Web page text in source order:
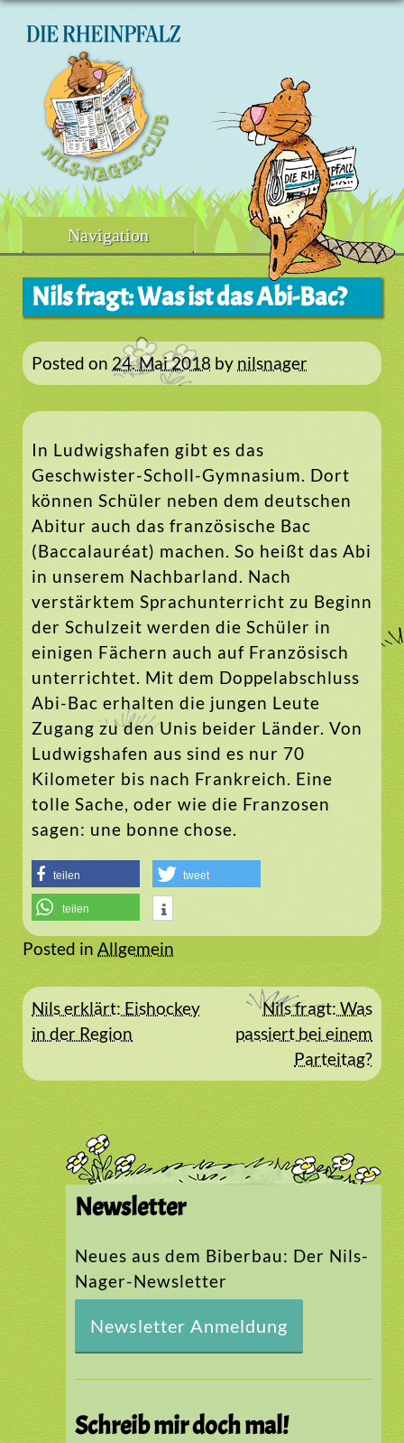
Skip
Navigation
Nils fragt: Was ist das Abi-Bac?
Posted on 24. Mai 2018 by nilsnager
In Ludwigshafen gibt es das
Geschwister-Scholl-Gymnasium. Dort
können Schüler neben dem deutschen
Abitur auch das französische Bac
(Baccalauréat) machen. So heißt das Abi
in unserem Nachbarland. Nach
verstärktem Sprachunterricht zu Beginn
der Schulzeit werden die Schüler in
einigen Fächern auch auf Französisch
unterrichtet. Mit dem Doppelabschluss
Abi-Bac erhalten die jungen Leute
Zugang zu den Unis beider Länder. Von
Ludwigshafen aus sind es nur 70
Kilometer bis nach Frankreich. Eine
tolle Sache, oder wie die Franzosen
sagen: une bonne chose.
teilen tweet
teilen
Posted in Allgemein
Beitragsnavigation
Nils erklärt: Eishockey
in der Region
Nils fragt: Was
passiert bei einem
Parteitag?
Newsletter
Neues aus dem Biberbau: Der Nils-
Nager-Newsletter
Newsletter Anmeldung
Schreib mir doch mal!